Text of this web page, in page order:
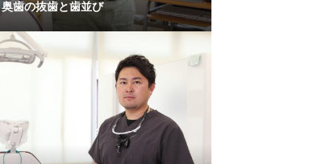
奥歯の抜歯と歯並び